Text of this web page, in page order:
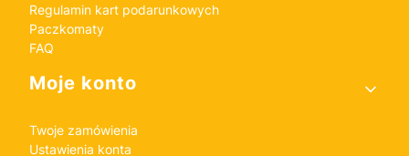
Regulamin kart podarunkowych
Paczkomaty
FAQ
Moje konto
Twoje zamówienia
Ustawienia konta